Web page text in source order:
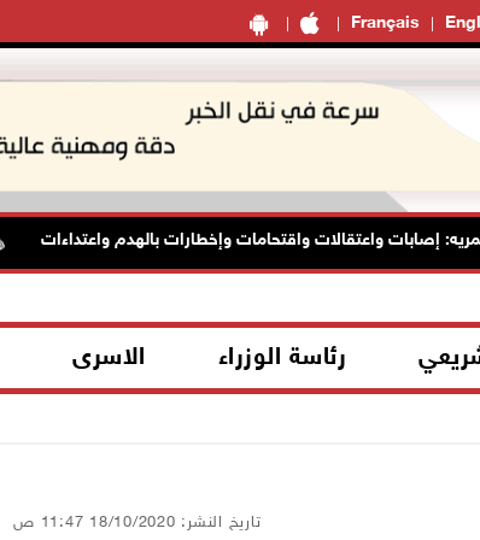
Français
واعتقالات واقتحامات وإخطارات بالهدم واعتداءات
رئاسة الوزراء الاسرى
تاريخ النشر: 18/10/2020 11:47 ص